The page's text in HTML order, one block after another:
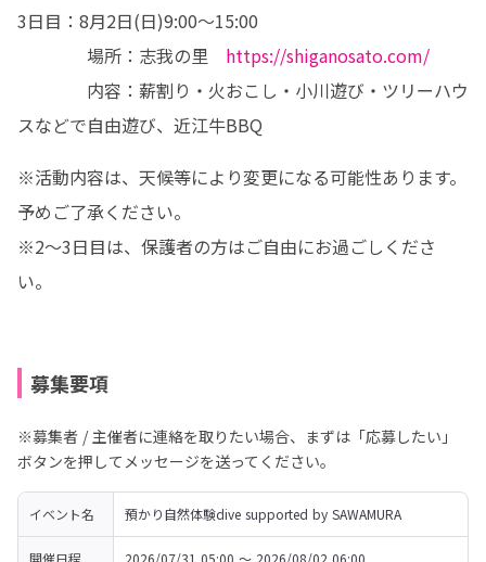
3日目：8月2日(日)9:00～15:00
場所：志我の里 https://shiganosato.com/
内容：薪割り・火おこし・小川遊び・ツリーハウ
スなどで自由遊び、近江牛BBQ
※活動内容は、天候等により変更になる可能性あります。
予めご了承ください。
※2～3日目は、保護者の方はご自由にお過ごしくださ
い。
募集要項
※募集者 / 主催者に連絡を取りたい場合、まずは「応募したい」
ボタンを押してメッセージを送ってください。
イベント名 預かり自然体験dive supported by SAWAMURA
開催日程 2026/07/31 05:00 〜 2026/08/02 06:00